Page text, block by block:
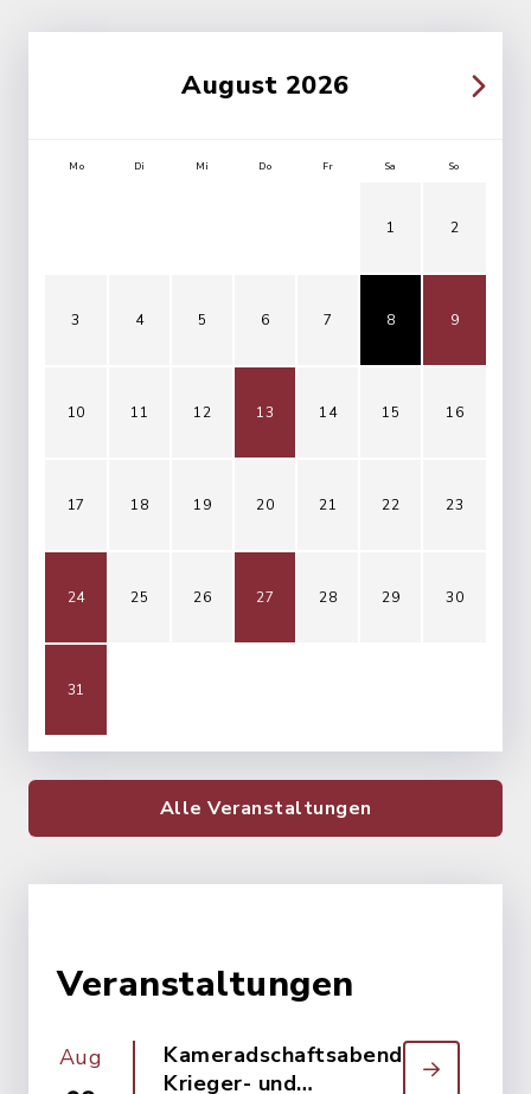
Veranstaltungen
Aug
Kameradschaftsabend
Krieger- und
August 2026
Mo Di Mi Do Fr Sa So
1 2
3 4 5 6 7 8 9
10 11 12 13 14 15 16
17 18 19 20 21 22 23
24 25 26 27 28 29 30
31
Alle Veranstaltungen